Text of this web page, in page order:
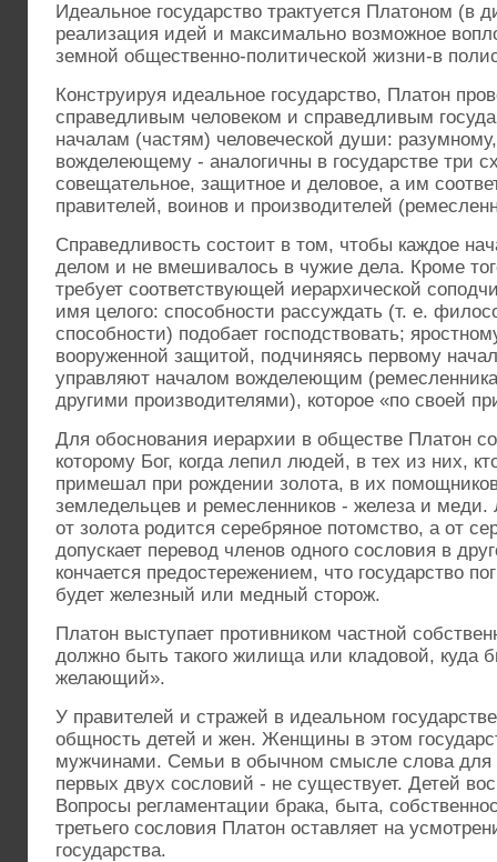
Идеальное государство трактуется Платоном (в
реализация идей и максимально возможное
земной общественно-политической жизни-в
Конструируя идеальное государство, Платон
справедливым человеком и справедливым
началам (частям) человеческой души:
вожделеющему - аналогичны в государстве три
совещательное, защитное и деловое, а им
правителей, воинов и производителей
Справедливость состоит в том, чтобы каждое
делом и не вмешивалось в чужие дела. Кроме
требует соответствующей иерархической
имя целого: способности рассуждать (т. е.
способности) подобает господствовать;
вооруженной защитой, подчиняясь первому
управляют началом вожделеющим
другими производителями), которое «по своей
Для обоснования иерархии в обществе Платон
которому Бог, когда лепил людей, в тех из них,
примешал при рождении золота, в их
земледельцев и ремесленников - железа и меди.
от золота родится серебряное потомство, а от
допускает перевод членов одного сословия в
кончается предостережением, что государство
будет железный или медный сторож.
Платон выступает противником частной
должно быть такого жилища или кладовой, куда
желающий».
У правителей и стражей в идеальном
общность детей и жен. Женщины в этом
мужчинами. Семьи в обычном смысле слова для
первых двух сословий - не существует. Детей
Вопросы регламентации брака, быта,
третьего сословия Платон оставляет на
государства.